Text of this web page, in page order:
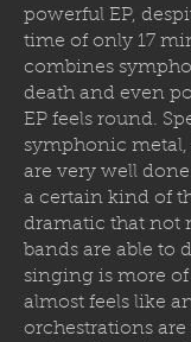
powerful EP,
time of only 17
combines
death and even
EP feels round.
symphonic
are very well
a certain kind of
dramatic that not
bands are able to
singing is more
almost feels like
orchestrations